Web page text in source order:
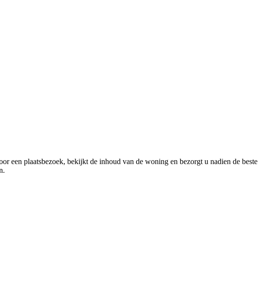
een plaatsbezoek, bekijkt de inhoud van de woning en bezorgt u nadien de beste